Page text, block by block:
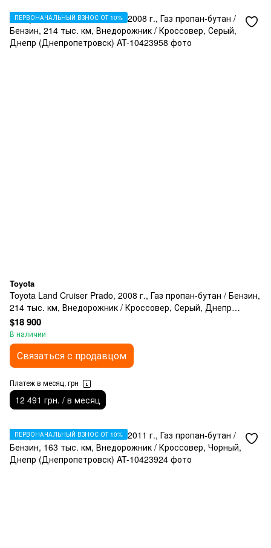
ПЕРВОНАЧАЛЬНЫЙ ВЗНОС ОТ 10%
Toyota
Toyota Land Cruiser Prado, 2008 г., Газ пропан-бутан / Бензин,
214 тыс. км, Внедорожник / Кроссовер, Серый, Днепр
(Днепропетровск)
$18 900
В наличии
Связаться с продавцом
Платеж в месяц, грн
12 491 грн. / в месяц
ПЕРВОНАЧАЛЬНЫЙ ВЗНОС ОТ 10%